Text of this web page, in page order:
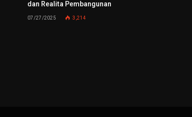
dan Realita Pembangunan
07/27/2025 3,214